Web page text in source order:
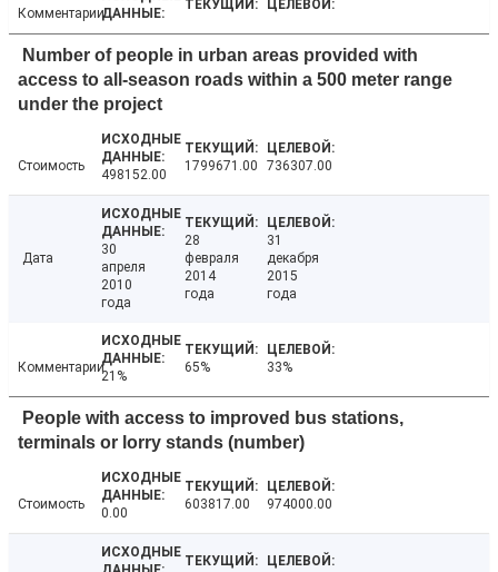
Комментарии
Number of people in urban areas provided with
access to all-season roads within a 500 meter range
under the project
Стоимость
498152.00
1799671.00 736307.00
Дата
30
апреля
2010
года
28
февраля
2014
года
31
декабря
2015
года
Комментарии
21%
65% 33%
People with access to improved bus stations,
terminals or lorry stands (number)
Стоимость
0.00
603817.00 974000.00